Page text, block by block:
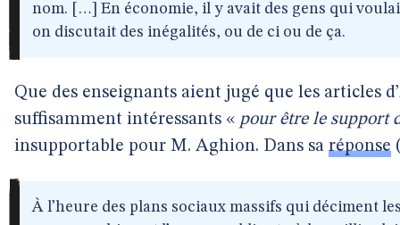
nom. […] En économie, il y avait des gens qui
on discutait des inégalités, ou de ci ou de ça.
Que des enseignants aient jugé que les articles d’
suffisamment intéressants « pour être le support
insupportable pour M. Aghion. Dans sa réponse
À l’heure des plans sociaux massifs qui déciment